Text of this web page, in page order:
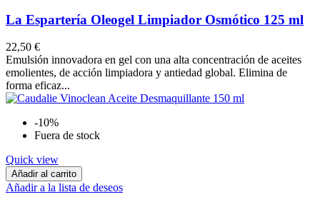
La Espartería Oleogel Limpiador Osmótico 125 ml
22,50 €
Emulsión innovadora en gel con una alta concentración de aceites
emolientes, de acción limpiadora y antiedad global. Elimina de
forma eficaz...
-10%
Fuera de stock
Quick view
Añadir al carrito
Añadir a la lista de deseos